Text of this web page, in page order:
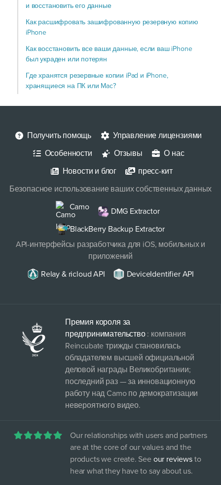
и восстановить его данные
Как расшифровать зашифрованную резервную копию
iPhone
Как восстановить все ваши данные, если ваш iPhone
был украден или потерян
Где хранятся резервные копии iPad и iPhone,
хранящиеся на ПК или Mac?
Получить помощь
Управление лицензиями
Особенности
Отзывы
О нас
Новости и блог
пресс-кит
Безопасное использование ваших собственных данных
Camo
DMG Extractor
BlackBerry Backup Extractor
API-интерфейсы разработчика для iOS, мобильных и
приложений
Relay & ricloud API
DeviceIdentifier API
Премия короля за
предпринимательство: компания
Reincubate трижды становилась
обладателем высшей официальной
деловой награды Великобритании;
последний раз — за инновационную
работу над Camo по демократизации
невероятного видео.
Our relationships with users and partners
are at the core of our values and the
products we create. See our reviewsto
hear what they have to say about us.